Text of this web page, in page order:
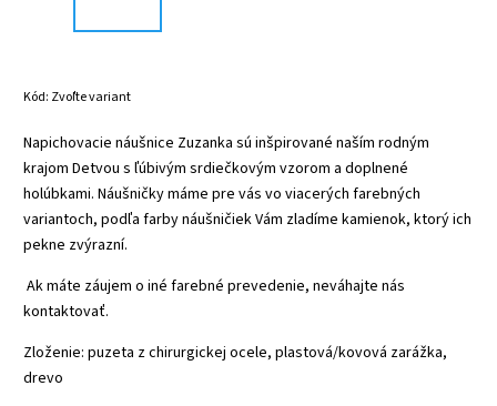
Kód: Zvoľte variant
Napichovacie náušnice Zuzanka sú inšpirované naším rodným
krajom Detvou s ľúbivým srdiečkovým vzorom a doplnené
holúbkami. Náušničky máme pre vás vo viacerých farebných
variantoch, podľa farby náušničiek Vám zladíme kamienok, ktorý ich
pekne zvýrazní.
Ak máte záujem o iné farebné prevedenie, neváhajte nás
kontaktovať.
Zloženie: puzeta z chirurgickej ocele, plastová/kovová zarážka,
drevo